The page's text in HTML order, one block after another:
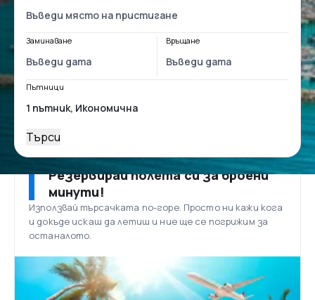
Заминаване Връщане
Пътници
Търси
Резервирай полета си за броени
минути!
Използвай търсачката по-горе. Просто ни кажи кога
и докъде искаш да летиш и ние ще се погрижим за
останалото.